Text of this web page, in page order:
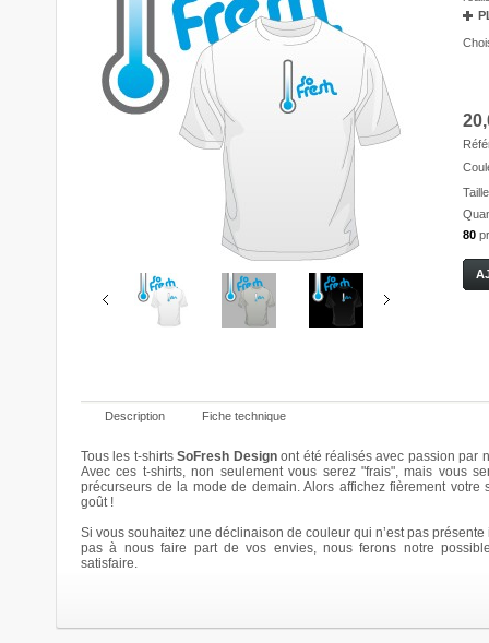
80
Bloomy
Details
Bloomy
Details
Bloomy
Details
Bloomy
Details
Description Fiche technique
Tous les t-shirtsSoFresh Designont été réalisés avec passion par
Avec ces t-shirts, non seulement vous serez "frais", mais vous
précurseurs de la mode de demain. Alors affichez fièrement votre
goût !
Si vous souhaitez une déclinaison de couleur qui n’est pas présente
pas à nous faire part de vos envies, nous ferons notre
satisfaire.